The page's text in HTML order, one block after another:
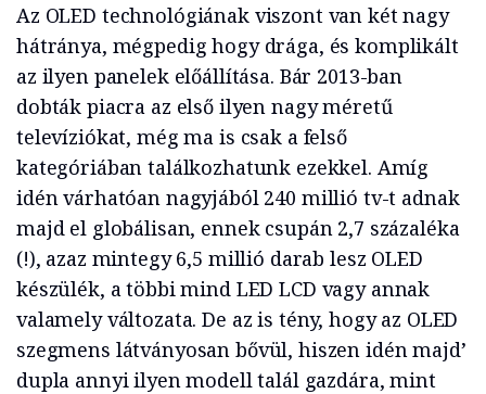
Az OLED technológiának viszont van két nagy
hátránya, mégpedig hogy drága, és komplikált
az ilyen panelek előállítása. Bár 2013-ban
dobták piacra az első ilyen nagy méretű
televíziókat, még ma is csak a felső
kategóriában találkozhatunk ezekkel. Amíg
idén várhatóan nagyjából 240 millió tv-t adnak
majd el globálisan, ennek csupán 2,7 százaléka
(!), azaz mintegy 6,5 millió darab lesz OLED
készülék, a többi mind LED LCD vagy annak
valamely változata. De az is tény, hogy az OLED
szegmens látványosan bővül, hiszen idén majd’
dupla annyi ilyen modell talál gazdára, mint